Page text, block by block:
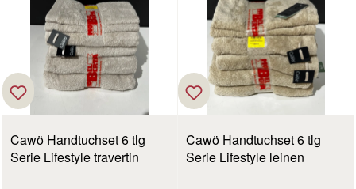
Cawö Handtuchset 6 tlg
Serie Lifestyle travertin
Cawö Handtuchset 6 tlg
Serie Lifestyle leinen